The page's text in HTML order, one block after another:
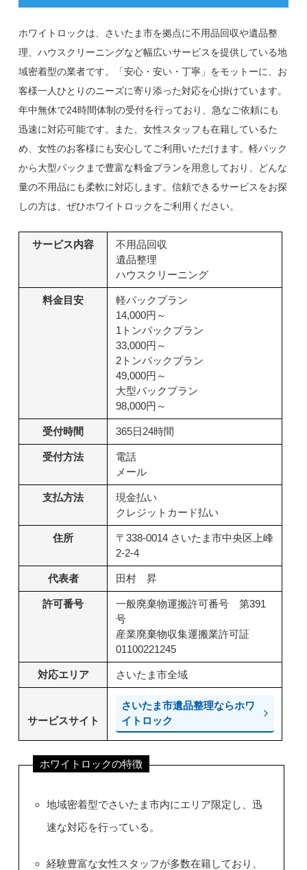
ホワイトロックは、さいたま市を拠点に不用品回収や遺品整
理、ハウスクリーニングなど幅広いサービスを提供している地
域密着型の業者です。「安心・安い・丁寧」をモットーに、お
客様一人ひとりのニーズに寄り添った対応を心掛けています。
年中無休で24時間体制の受付を行っており、急なご依頼にも
迅速に対応可能です。また、女性スタッフも在籍しているた
め、女性のお客様にも安心してご利用いただけます。軽パック
から大型パックまで豊富な料金プランを用意しており、どんな
量の不用品にも柔軟に対応します。信頼できるサービスをお探
しの方は、ぜひホワイトロックをご利用ください。
サービス内容
不用品回収
遺品整理
ハウスクリーニング
料金目安
軽パックプラン
14,000円～
1トンパックプラン
33,000円～
2トンパックプラン
49,000円～
大型パックプラン
98,000円～
受付時間 365日24時間
受付方法
電話
メール
支払方法
現金払い
クレジットカード払い
住所
〒338-0014 さいたま市中央区上峰
2-2-4
代表者 田村 昇
許可番号
一般廃棄物運搬許可番号 第391
号
産業廃棄物収集運搬業許可証
01100221245
対応エリア さいたま市全域
サービスサイト
さいたま市遺品整理ならホワ
イトロック
ホワイトロックの特徴
地域密着型でさいたま市内にエリア限定し、迅
速な対応を行っている。
経験豊富な女性スタッフが多数在籍しており、